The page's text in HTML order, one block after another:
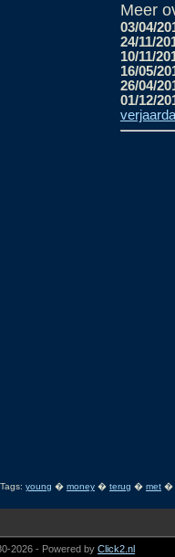
Meer
03/04/
24/11/
10/11/
16/05/
26/04/
01/12/
Tags: young � money � terug � met �
2026 - Powered by Click2.nl